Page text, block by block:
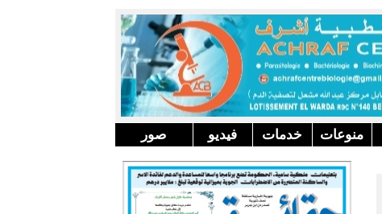
منوعات خدمات فيديو صور